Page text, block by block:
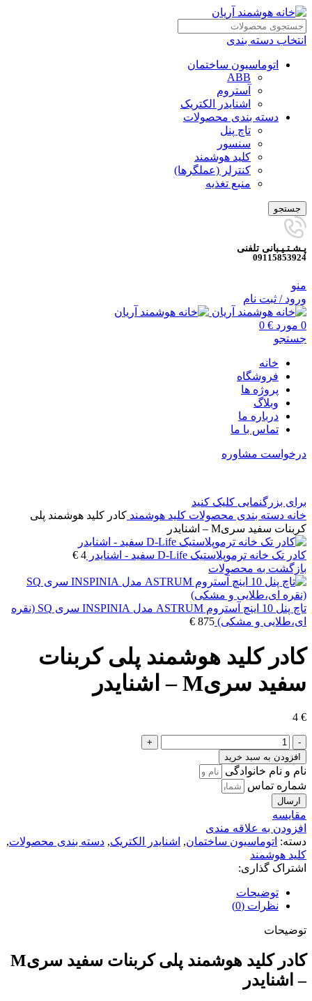
انتخاب دسته بندی
اتوماسیون ساختمان
ABB
آستروم
اشنایدر الکتریک
دسته بندی محصولات
تاچ پنل
سنسور
کلید هوشمند
کنترلر (عملگرها)
منبع تغذیه
جستجو
پـشـتـیـبانی تلفنی
09115853924
منو
ورود / ثبت نام
0 مورد 0 €
جستجو
خانه
فروشگاه
پروژه ها
وبلاگ
درباره ما
تماس با ما
درخواست مشاوره
برای بزرگنمایی کلیک کنید
خانه دسته بندی محصولات کلید هوشمند کادر کلید هوشمند پلی
کربنات سفید سریM – اشنایدر
کادر تک خانه ترموپلاستیک D-Life سفید - اشنایدر 4
€
بازگشت به محصولات
تاچ پنل 10 اینچ آستروم ASTRUM مدل INSPINIA سری SQ (نقره
ای،طلایی و مشکی) 875
€
کادر کلید هوشمند پلی کربنات
سفید سریM – اشنایدر
4 €
کادر
کلید
هوشمند
پلی
کربنات
سفید
-
اشنایدر
عدد
افزودن به سبد خرید
نام و نام خانوادگی
شماره تماس
ارسال
مقايسه
افزودن به علاقه مندی
دسته: اتوماسیون ساختمان, اشنایدر الکتریک, دسته بندی محصولات,
کلید هوشمند
اشتراک گذاری:
توضیحات
نظرات (0)
توضیحات
کادر کلید هوشمند پلی کربنات سفید سریM
– اشنایدر